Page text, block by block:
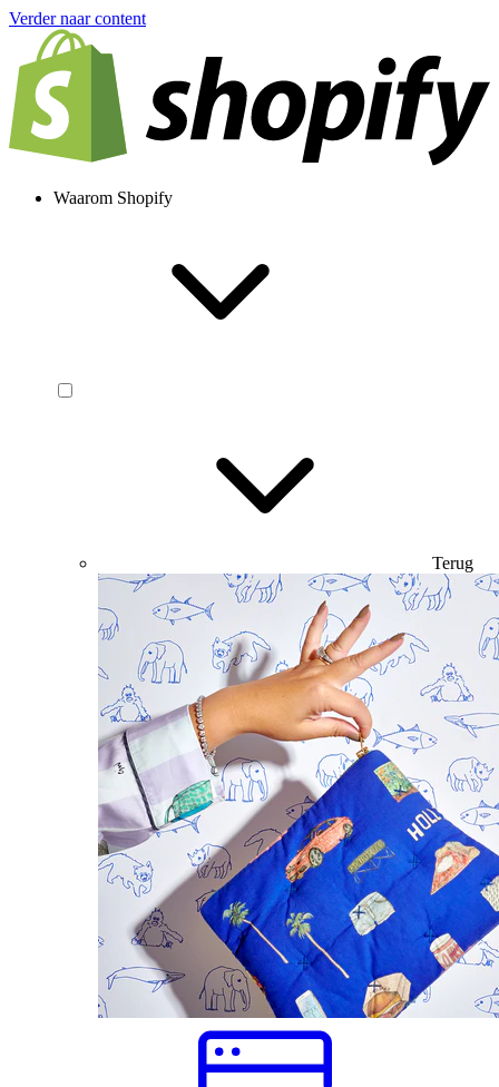
Verder naar content
Waarom Shopify
Terug